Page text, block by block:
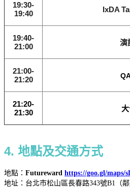
19:30-
19:40
IxDA
19:40-
21:00
演
21:00-
21:20
21:20-
21:30
4. 地點及交通方式
地點： Futureward https://goo.gl/maps/
地址：台北市松山區長春路343號B1（